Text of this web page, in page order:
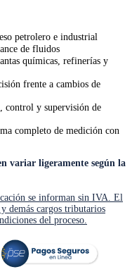
petrolero e industrial
de fluidos
químicas, refinerías y
frente a cambios de
control y supervisión de
completo de medición con
variar ligeramente según la
se informan sin IVA. El
demás cargos tributarios
del proceso.